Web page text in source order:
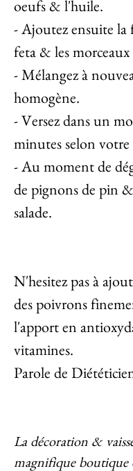
oeufs & l'huile.
- Ajoutez ensuite la
feta & les
- Mélangez à
homogène.
- Versez dans un
minutes selon votre
- Au moment de
de pignons de pin
salade.
N'hesitez pas à
des poivrons
l'apport en
vitamines.
Parole de
La décoration &
magnifique boutique